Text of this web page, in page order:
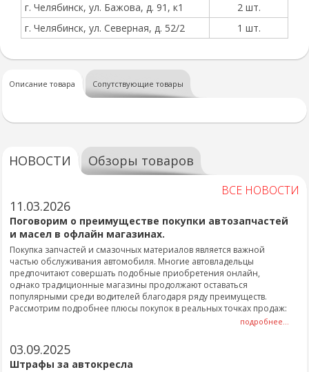
г. Челябинск, ул. Бажова, д. 91, к1
2 шт.
г. Челябинск, ул. Северная, д. 52/2
1 шт.
Описание товара Сопутствующие товары
НОВОСТИ Обзоры товаров
ВСЕ НОВОСТИ
11.03.2026
Поговорим о преимуществе покупки автозапчастей
и масел в офлайн магазинах.
Покупка запчастей и смазочных материалов является важной
частью обслуживания автомобиля. Многие автовладельцы
предпочитают совершать подобные приобретения онлайн,
однако традиционные магазины продолжают оставаться
популярными среди водителей благодаря ряду преимуществ.
Рассмотрим подробнее плюсы покупок в реальных точках продаж:
подробнее...
03.09.2025
Штрафы за автокресла